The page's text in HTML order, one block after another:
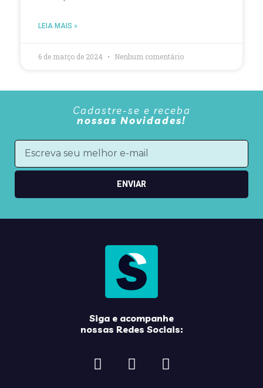
LEIA MAIS »
6 de março de 2024 Nenhum comentário
Cadastre-se e receba
nossas Novidades!
ENVIAR
Siga e acompanhe
nossas Redes Sociais: